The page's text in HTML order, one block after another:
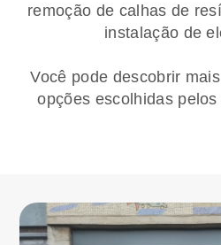
remoção de calhas de
instalação de
Você pode descobrir
opções escolhidas